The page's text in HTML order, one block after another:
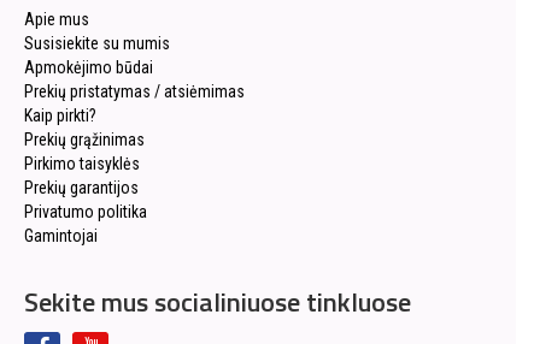
Apie mus
Susisiekite su mumis
Apmokėjimo būdai
Prekių pristatymas / atsiėmimas
Kaip pirkti?
Prekių grąžinimas
Pirkimo taisyklės
Prekių garantijos
Privatumo politika
Gamintojai
Sekite mus socialiniuose tinkluose